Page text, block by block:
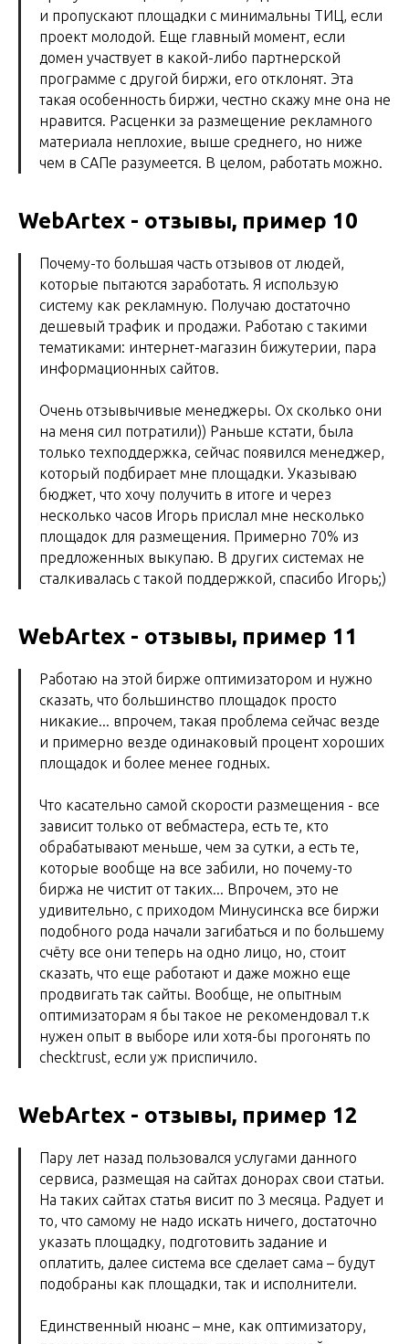
и пропускают площадки с минимальны ТИЦ, если
проект молодой. Еще главный момент, если
домен участвует в какой-либо партнерской
программе с другой биржи, его отклонят. Эта
такая особенность биржи, честно скажу мне она не
нравится. Расценки за размещение рекламного
материала неплохие, выше среднего, но ниже
чем в САПе разумеется. В целом, работать можно.
WebArtex - отзывы, пример 10
Почему-то большая часть отзывов от людей,
которые пытаются заработать. Я использую
систему как рекламную. Получаю достаточно
дешевый трафик и продажи. Работаю с такими
тематиками: интернет-магазин бижутерии, пара
информационных сайтов.
Очень отзывычивые менеджеры. Ох сколько они
на меня сил потратили)) Раньше кстати, была
только техподдержка, сейчас появился менеджер,
который подбирает мне площадки. Указываю
бюджет, что хочу получить в итоге и через
несколько часов Игорь прислал мне несколько
площадок для размещения. Примерно 70% из
предложенных выкупаю. В других системах не
сталкивалась с такой поддержкой, спасибо Игорь;)
WebArtex - отзывы, пример 11
Работаю на этой бирже оптимизатором и нужно
сказать, что большинство площадок просто
никакие... впрочем, такая проблема сейчас везде
и примерно везде одинаковый процент хороших
площадок и более менее годных.
Что касательно самой скорости размещения - все
зависит только от вебмастера, есть те, кто
обрабатывают меньше, чем за сутки, а есть те,
которые вообще на все забили, но почему-то
биржа не чистит от таких... Впрочем, это не
удивительно, с приходом Минусинска все биржи
подобного рода начали загибаться и по большему
счёту все они теперь на одно лицо, но, стоит
сказать, что еще работают и даже можно еще
продвигать так сайты. Вообще, не опытным
оптимизаторам я бы такое не рекомендовал т.к
нужен опыт в выборе или хотя-бы прогонять по
checktrust, если уж приспичило.
WebArtex - отзывы, пример 12
Пару лет назад пользовался услугами данного
сервиса, размещая на сайтах донорах свои статьи.
На таких сайтах статья висит по 3 месяца. Радует и
то, что самому не надо искать ничего, достаточно
указать площадку, подготовить задание и
оплатить, далее система все сделает сама – будут
подобраны как площадки, так и исполнители.
Единственный нюанс – мне, как оптимизатору,